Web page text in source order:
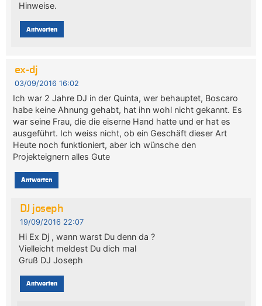
Hinweise.
Antworten
ex-dj
03/09/2016 16:02
Ich war 2 Jahre DJ in der Quinta, wer behauptet, Boscaro
habe keine Ahnung gehabt, hat ihn wohl nicht gekannt. Es
war seine Frau, die die eiserne Hand hatte und er hat es
ausgeführt. Ich weiss nicht, ob ein Geschäft dieser Art
Heute noch funktioniert, aber ich wünsche den
Projekteignern alles Gute
Antworten
DJ joseph
19/09/2016 22:07
Hi Ex Dj , wann warst Du denn da ?
Vielleicht meldest Du dich mal
Gruß DJ Joseph
Antworten